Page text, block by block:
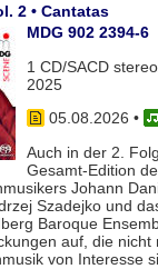
2 • Cantatas
MDG 902 2394-6
1 CD/SACD
2025
05.08.2026 •
Auch in der 2.
Gesamt-Edition
Johann
Szadejko und
Baroque
auf, die nicht
von Interesse